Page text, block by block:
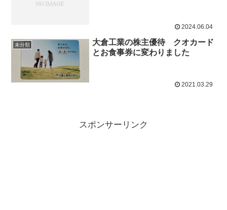
2024.06.04
未分類
大倉工業の株主優待 クオカード
とお食事券に変わりました
2021.03.29
スポンサーリンク